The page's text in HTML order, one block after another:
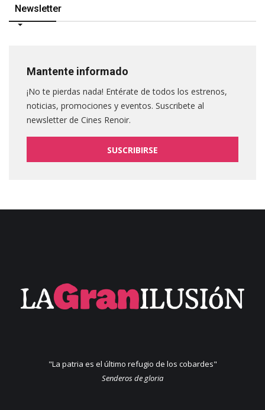
Newsletter
Mantente informado
¡No te pierdas nada! Entérate de todos los estrenos,
noticias, promociones y eventos. Suscribete al
newsletter de Cines Renoir.
SUSCRIBIRSE
"La patria es el último refugio de los cobardes"
Senderos de gloria